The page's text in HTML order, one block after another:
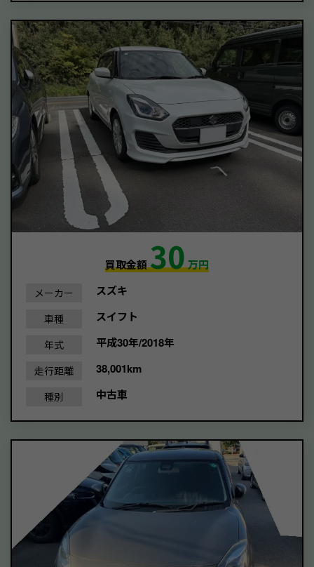
買取金額30万円
メーカー スズキ
車種 スイフト
年式 平成30年/2018年
走行距離 38,001km
種別 中古車